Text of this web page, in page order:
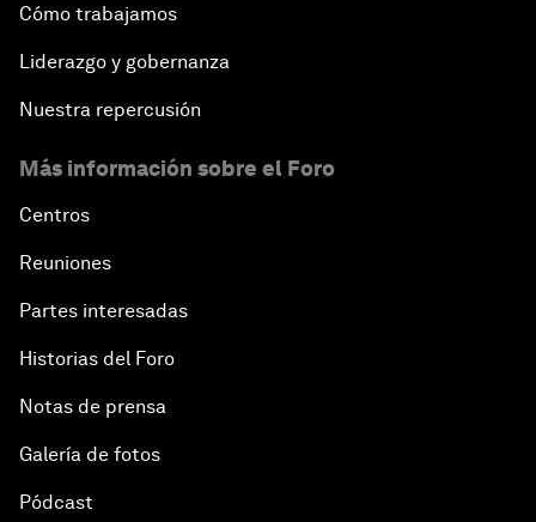
Cómo trabajamos
Liderazgo y gobernanza
Nuestra repercusión
Más información sobre el Foro
Centros
Reuniones
Partes interesadas
Historias del Foro
Notas de prensa
Galería de fotos
Pódcast